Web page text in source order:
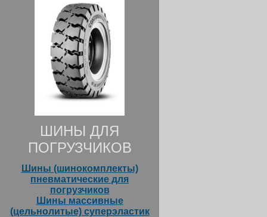
ШИНЫ ДЛЯ
ПОГРУЗЧИКОВ
Шины (шинокомплекты)
пневматические для
погрузчиков
Шины массивные
(цельнолитые) суперэластик